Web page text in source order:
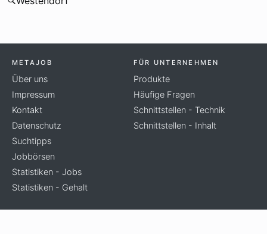
METAJOB
Über uns
Impressum
Kontakt
Datenschutz
Suchtipps
Jobbörsen
Statistiken - Jobs
Statistiken - Gehalt
FÜR UNTERNEHMEN
Produkte
Häufige Fragen
Schnittstellen - Technik
Schnittstellen - Inhalt